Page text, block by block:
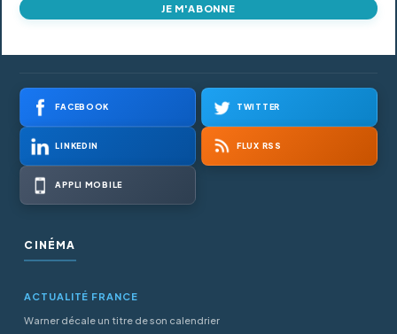
JE M'ABONNE
FACEBOOK TWITTER
LINKEDIN FLUX RSS
APPLI MOBILE
CINÉMA
ACTUALITÉ FRANCE
Warner décale un titre de son calendrier